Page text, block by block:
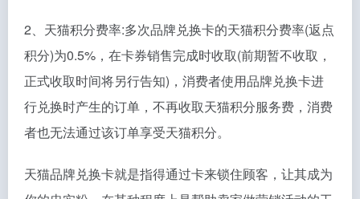
2、天猫积分费率:多次品牌兑换卡的天猫积分费率(返点
积分)为0.5%，在卡券销售完成时收取(前期暂不收取，
正式收取时间将另行告知)，消费者使用品牌兑换卡进
行兑换时产生的订单，不再收取天猫积分服务费，消费
者也无法通过该订单享受天猫积分。
天猫品牌兑换卡就是指得通过卡来锁住顾客，让其成为